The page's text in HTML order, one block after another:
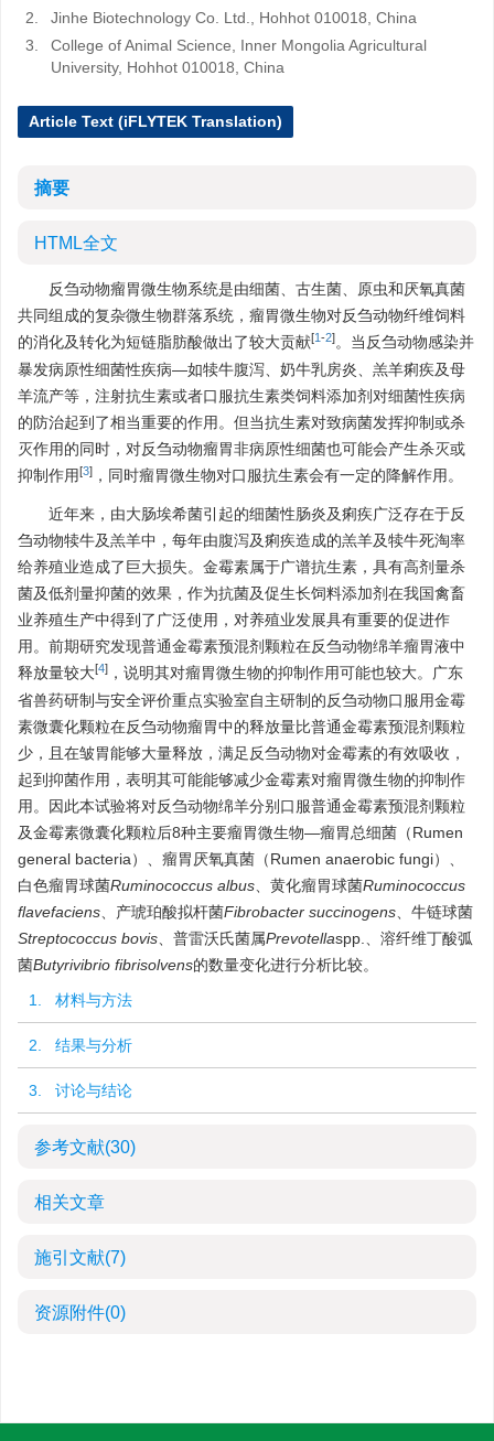
2.
Jinhe Biotechnology Co. Ltd., Hohhot 010018, China
3.
College of Animal Science, Inner Mongolia Agricultural
University, Hohhot 010018, China
Article Text (iFLYTEK Translation)
摘要
HTML全文
反刍动物瘤胃微生物系统是由细菌、古生菌、原虫和厌氧真菌
共同组成的复杂微生物群落系统，瘤胃微生物对反刍动物纤维饲料
的消化及转化为短链脂肪酸做出了较大贡献[1-2]。当反刍动物感染并
暴发病原性细菌性疾病—如犊牛腹泻、奶牛乳房炎、羔羊痢疾及母
羊流产等，注射抗生素或者口服抗生素类饲料添加剂对细菌性疾病
的防治起到了相当重要的作用。但当抗生素对致病菌发挥抑制或杀
灭作用的同时，对反刍动物瘤胃非病原性细菌也可能会产生杀灭或
抑制作用[3] ，同时瘤胃微生物对口服抗生素会有一定的降解作用。
近年来，由大肠埃希菌引起的细菌性肠炎及痢疾广泛存在于反
刍动物犊牛及羔羊中，每年由腹泻及痢疾造成的羔羊及犊牛死淘率
给养殖业造成了巨大损失。金霉素属于广谱抗生素，具有高剂量杀
菌及低剂量抑菌的效果，作为抗菌及促生长饲料添加剂在我国禽畜
业养殖生产中得到了广泛使用，对养殖业发展具有重要的促进作
用。前期研究发现普通金霉素预混剂颗粒在反刍动物绵羊瘤胃液中
释放量较大[4] ，说明其对瘤胃微生物的抑制作用可能也较大。广东
省兽药研制与安全评价重点实验室自主研制的反刍动物口服用金霉
素微囊化颗粒在反刍动物瘤胃中的释放量比普通金霉素预混剂颗粒
少，且在皱胃能够大量释放，满足反刍动物对金霉素的有效吸收，
起到抑菌作用，表明其可能能够减少金霉素对瘤胃微生物的抑制作
用。因此本试验将对反刍动物绵羊分别口服普通金霉素预混剂颗粒
及金霉素微囊化颗粒后8种主要瘤胃微生物—瘤胃总细菌（Rumen
general bacteria）、瘤胃厌氧真菌（Rumen anaerobic fungi）、
白色瘤胃球菌Ruminococcus albus 、黄化瘤胃球菌Ruminococcus
flavefaciens 、产琥珀酸拟杆菌Fibrobacter succinogens 、牛链球菌
Streptococcus bovis 、普雷沃氏菌属Prevotellaspp.、溶纤维丁酸弧
菌Butyrivibrio fibrisolvens的数量变化进行分析比较。
1. 材料与方法
2. 结果与分析
3. 讨论与结论
参考文献(30)
相关文章
施引文献(7)
资源附件(0)